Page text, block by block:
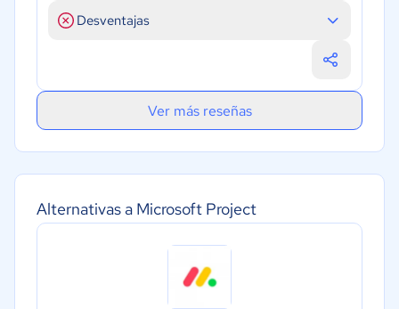
Alternativas a Microsoft Project
Desventajas
Ver más reseñas